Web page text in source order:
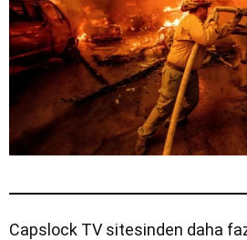
Capslock TV sitesinden daha